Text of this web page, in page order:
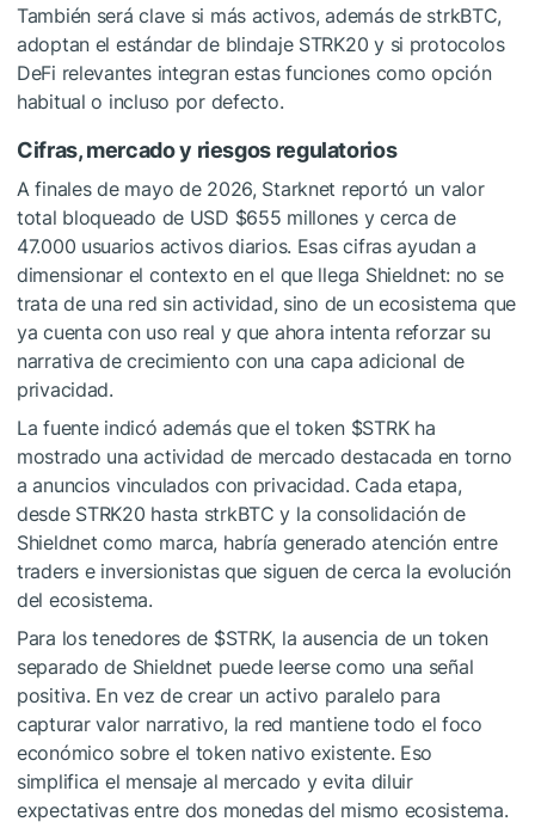
También será clave si más activos, además de strkBTC,
adoptan el estándar de blindaje STRK20 y si protocolos
DeFi relevantes integran estas funciones como opción
habitual o incluso por defecto.
Cifras, mercado y riesgos regulatorios
A finales de mayo de 2026, Starknet reportó un valor
total bloqueado de USD $655 millones y cerca de
47.000 usuarios activos diarios. Esas cifras ayudan a
dimensionar el contexto en el que llega Shieldnet: no se
trata de una red sin actividad, sino de un ecosistema que
ya cuenta con uso real y que ahora intenta reforzar su
narrativa de crecimiento con una capa adicional de
privacidad.
La fuente indicó además que el token $STRKha
mostrado una actividad de mercado destacada en torno
a anuncios vinculados con privacidad. Cada etapa,
desde STRK20 hasta strkBTC y la consolidación de
Shieldnet como marca, habría generado atención entre
traders e inversionistas que siguen de cerca la evolución
del ecosistema.
Para los tenedores de $STRK, la ausencia de un token
separado de Shieldnet puede leerse como una señal
positiva. En vez de crear un activo paralelo para
capturar valor narrativo, la red mantiene todo el foco
económico sobre el token nativo existente. Eso
simplifica el mensaje al mercado y evita diluir
expectativas entre dos monedas del mismo ecosistema.